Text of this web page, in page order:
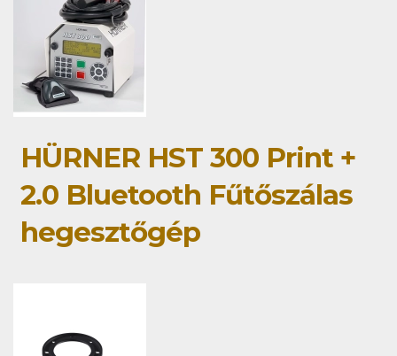
HÜRNER HST 300 Print +
2.0 Bluetooth Fűtőszálas
hegesztőgép